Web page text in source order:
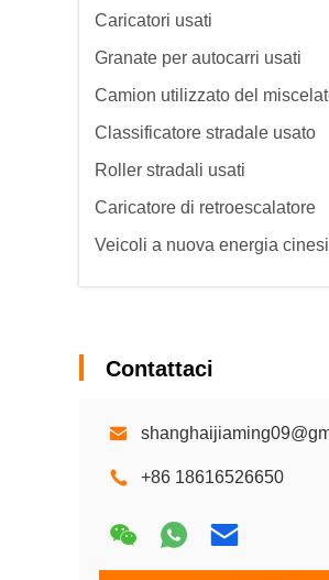
Caricatori usati
Granate per autocarri usati
Camion utilizzato del
Classificatore stradale usato
Roller stradali usati
Caricatore di retroescalatore
Veicoli a nuova energia cinesi
Contattaci
+86 18616526650